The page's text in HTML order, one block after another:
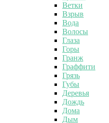
Ветки
Взрыв
Вода
Волосы
Глаза
Горы
Гранж
Граффити
Грязь
Губы
Деревья
Дождь
Дома
Дым